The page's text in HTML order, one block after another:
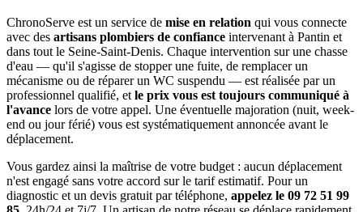
ChronoServe est un service de mise en relation qui vous connecte
avec des artisans plombiers de confiance intervenant à Pantin et
dans tout le Seine-Saint-Denis. Chaque intervention sur une chasse
d'eau — qu'il s'agisse de stopper une fuite, de remplacer un
mécanisme ou de réparer un WC suspendu — est réalisée par un
professionnel qualifié, et le prix vous est toujours communiqué à
l'avance lors de votre appel. Une éventuelle majoration (nuit, week-
end ou jour férié) vous est systématiquement annoncée avant le
déplacement.
Vous gardez ainsi la maîtrise de votre budget : aucun déplacement
n'est engagé sans votre accord sur le tarif estimatif. Pour un
diagnostic et un devis gratuit par téléphone, appelez le 09 72 51 99